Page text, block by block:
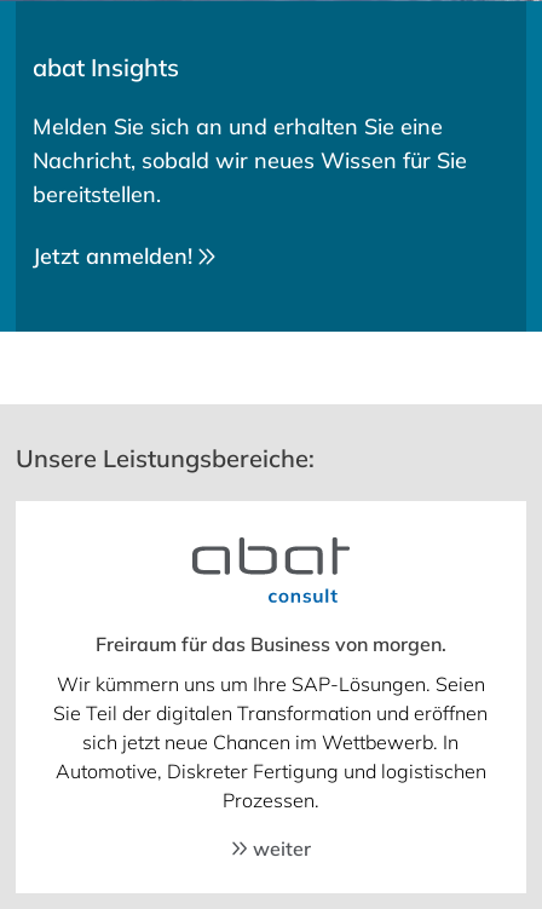
abat Insights
Melden Sie sich an und erhalten Sie eine
Nachricht, sobald wir neues Wissen für Sie
bereitstellen.
Jetzt anmelden!
Unsere Leistungsbereiche:
Freiraum für das Business von morgen.
Wir kümmern uns um Ihre SAP-Lösungen. Seien
Sie Teil der digitalen Transformation und eröffnen
sich jetzt neue Chancen im Wettbewerb. In
Automotive, Diskreter Fertigung und logistischen
Prozessen.
weiter